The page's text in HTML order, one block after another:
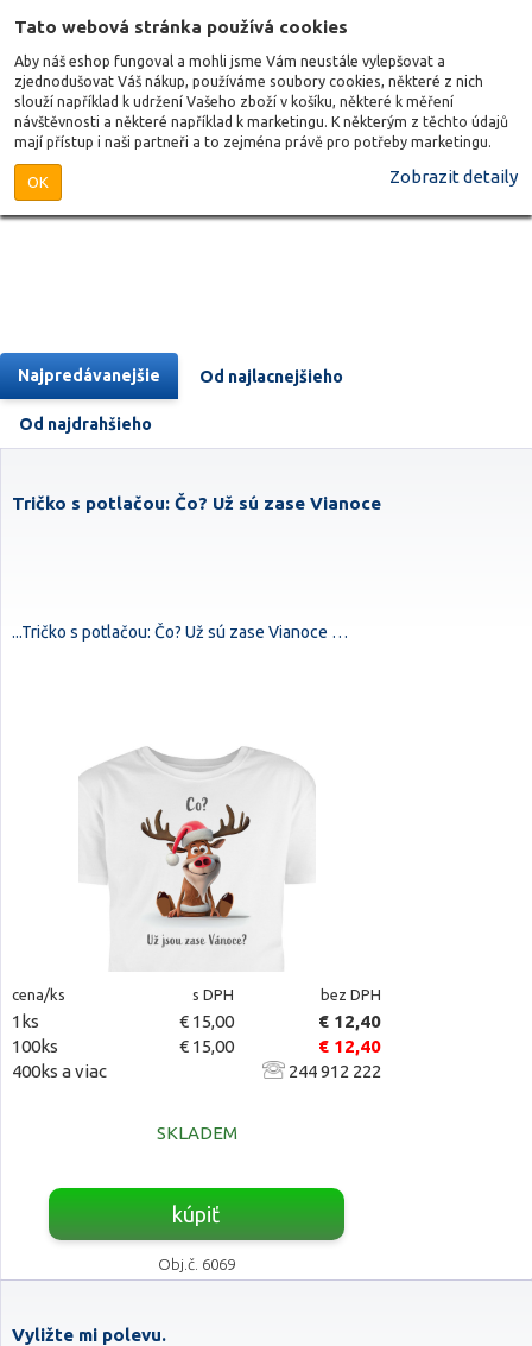
Tato webová stránka používá cookies
Aby náš eshop fungoval a mohli jsme Vám neustále vylepšovat a
zjednodušovat Váš nákup, používáme soubory cookies, některé z nich
slouží například k udržení Vašeho zboží v košíku, některé k měření
návštěvnosti a některé například k marketingu. K některým z těchto údajů
mají přístup i naši partneři a to zejména právě pro potřeby marketingu.
OK Zobrazit detaily
Najpredávanejšie Od najlacnejšieho
Od najdrahšieho
Tričko s potlačou: Čo? Už sú zase Vianoce
...Tričko s potlačou: Čo? Už sú zase Vianoce …
cena/ks s DPH bez DPH
1ks € 15,00
€ 12,40
100ks
€ 15,00
€ 12,40
400ks a viac
244 912 222
SKLADEM
kúpiť
Obj.č. 6069
Vyližte mi polevu.